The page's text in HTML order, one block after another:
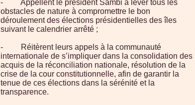
- Appellent le président Sambi à lever tous les
obstacles de nature à compromettre le bon
déroulement des élections présidentielles des îles
suivant le calendrier arrêté ;
- Réitèrent leurs appels à la communauté
internationale de s’impliquer dans la consolidation des
acquis de la réconciliation nationale, résolution de la
crise de la cour constitutionnelle, afin de garantir la
tenue de ces élections dans la sérénité et la
transparence.